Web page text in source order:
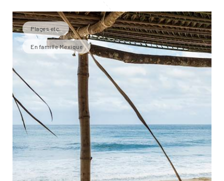
Plages etc.
En famille Mexique